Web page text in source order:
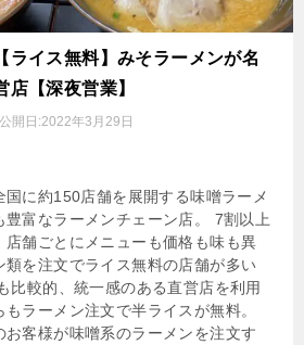
ライス無料】みそラーメンが名
【深夜営業】
公開日:2022年3月29日
国に約150店舗を展開する味噌ラーメ
豊富なラーメンチェーン店。 7割以上
店舗ごとにメニューも価格も味も異
類を注文でライス無料の店舗が多い
比較的、統一感のある直営店を利用
ラーメン注文で半ライスが無料。
お客様が味噌系のラーメンを注文す